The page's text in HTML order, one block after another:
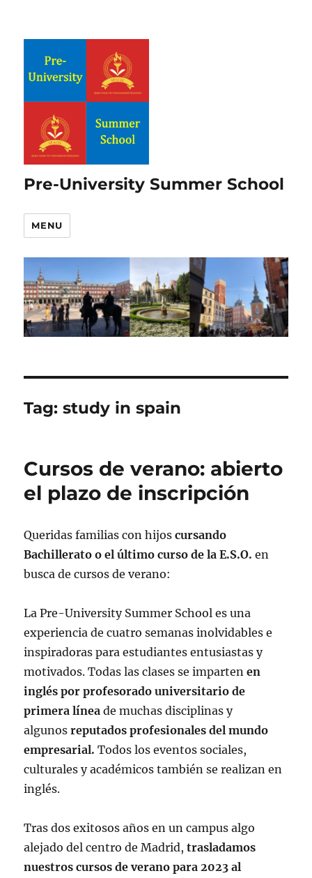
Pre-University Summer School
MENU
Tag:study in spain
Cursos de verano: abierto
el plazo de inscripción
Queridas familias con hijoscursando
Bachillerato o el último curso de la E.S.O. en
busca de cursos de verano:
La Pre-University Summer School es una
experiencia de cuatro semanas inolvidables e
inspiradoras para estudiantes entusiastas y
motivados. Todas las clases se impartenen
inglés por profesorado universitario de
primera línea de muchas disciplinas y
algunosreputados profesionales del mundo
empresarial. Todos los eventos sociales,
culturales y académicos también se realizan en
inglés.
Tras dos exitosos años en un campus algo
alejado del centro de Madrid,trasladamos
nuestros cursos de verano para 2023 al